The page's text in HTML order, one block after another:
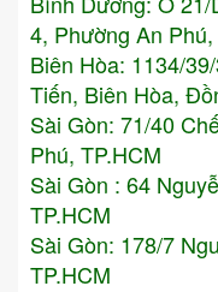
4, Phường An
Biên Hòa: 1134/
Tiến, Biên Hòa,
Sài Gòn: 71/40
Phú, TP.HCM
Sài Gòn : 64
TP.HCM
Sài Gòn: 178/7
TP.HCM